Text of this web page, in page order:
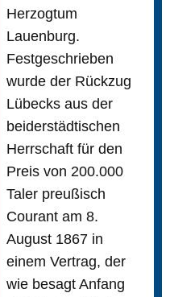
Herzogtum
Lauenburg.
Festgeschrieben
wurde der Rückzug
Lübecks aus der
beiderstädtischen
Herrschaft für den
Preis von 200.000
Taler preußisch
Courant am 8.
August 1867 in
einem Vertrag, der
wie besagt Anfang